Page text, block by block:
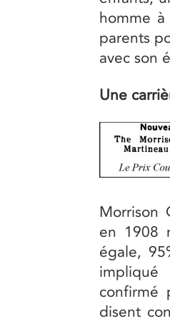
homme
parents
avec son
Une
Morrison
en 1908
égale,
impliqué
confirmé
disent